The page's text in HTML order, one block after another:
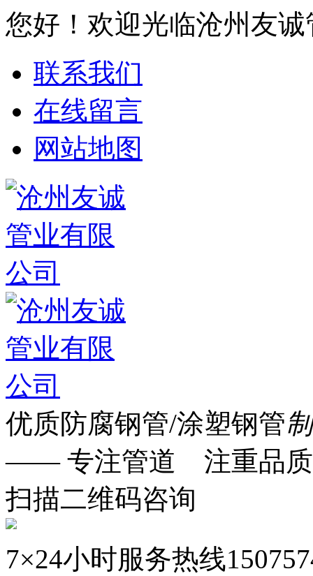
您好！欢迎光临沧州友
联系我们
在线留言
网站地图
优质防腐钢管/涂塑钢管
—— 专注管道 注重品
扫描二维码咨询
7×24小时服务热线